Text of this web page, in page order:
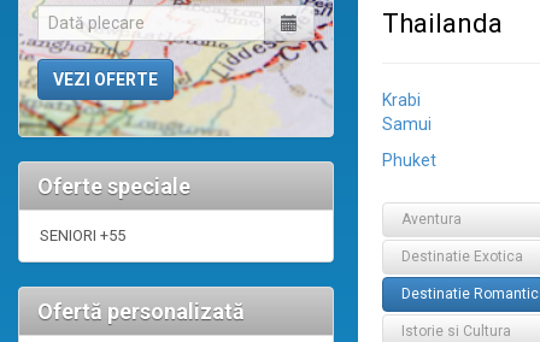
Oferte speciale
SENIORI +55
Ofertă personalizată
Thailanda
Krabi
Samui
Phuket
Aventura
Destinatie Exotica
Destinatie
Istorie si Cultura